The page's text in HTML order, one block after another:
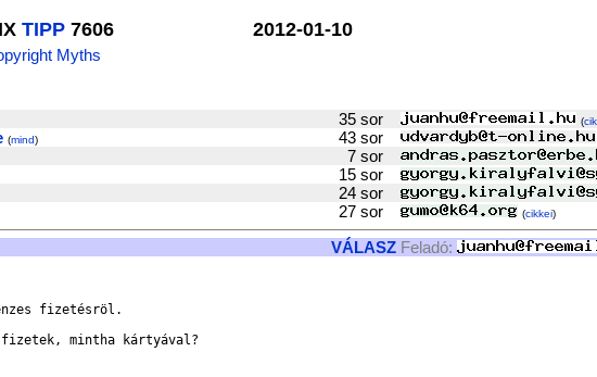
TIPP 7606
Myths
2012-01-10
35 sor (
(mind) 43 sor
7 sor
15 sor
24 sor
27 sor (cikkei)
VÁLASZ Feladó:
fizetésröl.
fizetek, mintha kártyával?